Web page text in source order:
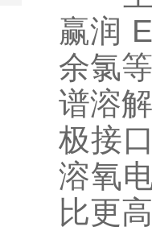
赢润
余氯
谱溶
极接
溶氧
比更